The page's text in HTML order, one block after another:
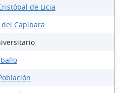
de Licia
Capibara